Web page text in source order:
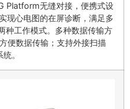
Platform无缝对接，便携式设
现心电图的在屏诊断，满足多
种工作模式。多种数据传输方
便数据传输；支持外接扫描
。